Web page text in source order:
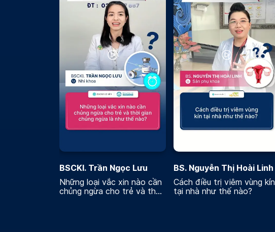
BSCKI. Trần Ngọc Lưu
Những loại vắc xin nào cần
chủng ngừa cho trẻ và thời
BS. Nguyễn Thị Hoài Linh
Cách điều trị viêm vùng kín
tại nhà như thế nào?